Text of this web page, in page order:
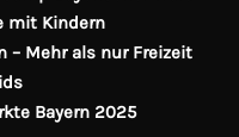
mit Kindern
– Mehr als nur Freizeit
Bayern 2025